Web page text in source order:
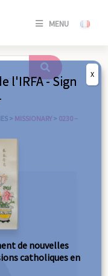
MENU
SE
/
> MISSIONARY > 0230 –
l'IRFA - Sign
de nouvelles
catholiques en
X